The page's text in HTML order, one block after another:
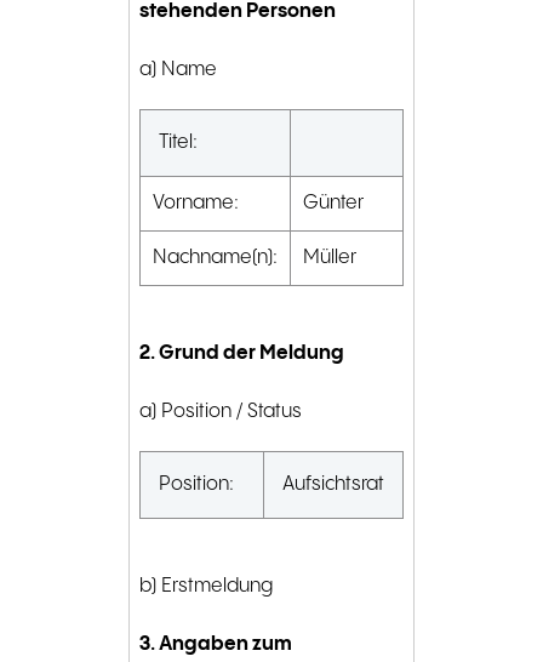
stehenden Personen
a) Name
Titel:
Vorname: Günter
Nachname(n): Müller
2. Grund der Meldung
a) Position / Status
Position: Aufsichtsrat
b) Erstmeldung
3. Angaben zum